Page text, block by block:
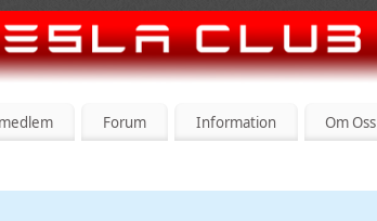
Forum Information Om Oss